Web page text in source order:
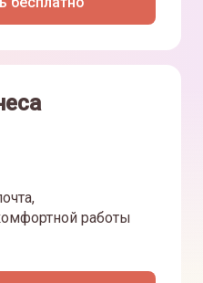
работы